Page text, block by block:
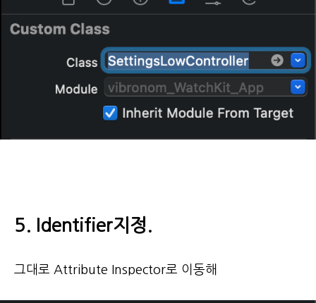
5. Identifier지정.
그대로 Attribute Inspector로 이동해